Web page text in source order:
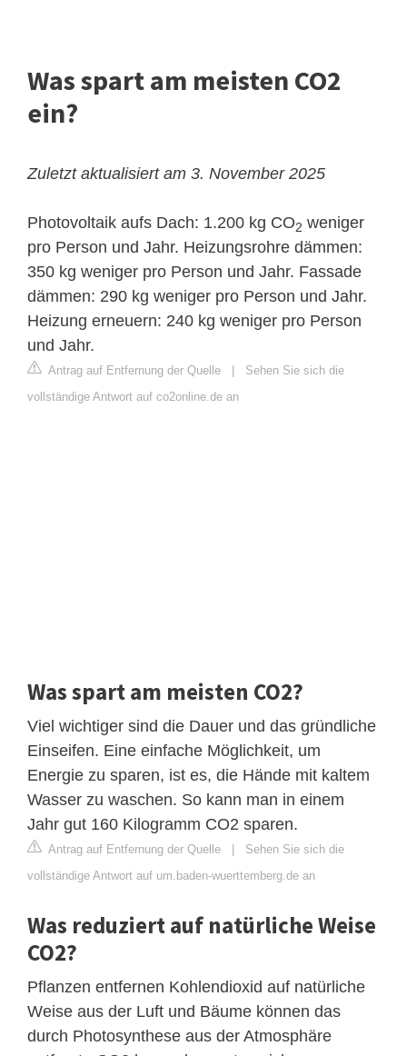
Was spart am meisten CO2
ein?
Zuletzt aktualisiert am 3. November 2025
Photovoltaik aufs Dach: 1.200 kg CO2 weniger
pro Person und Jahr. Heizungsrohre dämmen:
350 kg weniger pro Person und Jahr. Fassade
dämmen: 290 kg weniger pro Person und Jahr.
Heizung erneuern: 240 kg weniger pro Person
und Jahr.
Antrag auf Entfernung der Quelle
Sehen Sie sich die
vollständige Antwort auf co2online.de an
Was spart am meisten CO2?
Viel wichtiger sind die Dauer und das gründliche
Einseifen. Eine einfache Möglichkeit, um
Energie zu sparen, ist es, die Hände mit kaltem
Wasser zu waschen. So kann man in einem
Jahr gut 160 Kilogramm CO2 sparen.
Antrag auf Entfernung der Quelle
Sehen Sie sich die
vollständige Antwort auf um.baden-wuerttemberg.de an
Was reduziert auf natürliche Weise
CO2?
Pflanzen entfernen Kohlendioxid auf natürliche
Weise aus der Luft und Bäume können das
durch Photosynthese aus der Atmosphäre